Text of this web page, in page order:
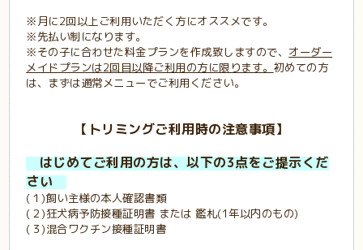
※月に2回以上ご利用いただく方にオススメです。
※先払い制になります。
※その子に合わせた料金プランを作成致しますので、 オーダー
メイドプランは2回目以降ご利用の方に限ります。 初めての方
は、まずは通常メニューでご利用ください。
【トリミングご利用時の注意事項】
はじめてご利用の方は、以下の3点をご提示くだ
さい
(１)飼い主様の本人確認書類
(２)狂犬病予防接種証明書 または 鑑札(1年以内のもの)
(３)混合ワクチン接種証明書